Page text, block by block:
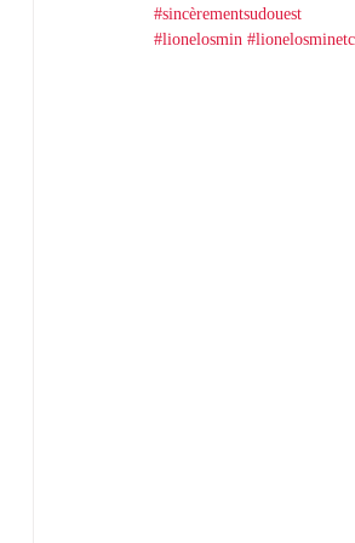
#sincèrementsudouest
#lionelosmin